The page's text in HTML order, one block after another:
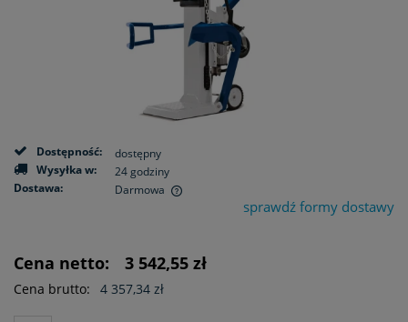
Dostępność:
dostępny
Wysyłka w:
24 godziny
Dostawa:
Darmowa
Cena nie zawiera ewentualnych kosztów płatnościsprawdź formy dostawy
Cena netto: 3 542,55 zł
Cena brutto: 4 357,34 zł